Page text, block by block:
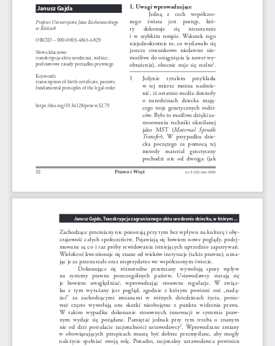
32 Prawo i Więź nr 2 (32) lato 2020
Janusz Gajda
Profesor Uniwersytetu Jana Kochanowskiego
w Kielcach
ORCID – 000-0003-4865-6829
Słowa kluczowe:
transkrypcja aktu urodzenia, rodzice,
podstawowe zasady porządku prawnego
Keywords:
transcription of birth certificate, parents,
fundamental principles of the legal order
https://doi.org/10.36128/priw.vi32.79
1. Uwagi wprowadzające
Jedną    z    cech    współczes-
nego    świata    jest    postęp,    któ-
ry      dokonuje      się      nieustannie
i  w  szybkim  tempie.  Wskutek  tego
niejednokrotnie to, co wydawało się
jeszcze  stosunkowo  niedawno  nie-
możliwe do osiągnięcia (a nawet wy-
obrażenia),  obecnie  staje  się  realne1
1
Jedynie    tytułem    przykładu
w  tej  mierze  można  nadmie-
nić, iż ostatnio media doniosły
o  narodzinach  dziecka  mają-
cego  troje  genetycznych  rodzi-
ców. Było to możliwe dzięki za-
stosowaniu  techniki  określanej
jako  MST  (Maternal  Spindle
Transfer).  W  przypadku  dzie-
cka  poczętego  za  pomocą  tej
metody   materiał   genetyczny
pochodzi  nie  od  dwojga  (jak
Janusz Gajda , Transkrypcja zagranicznego aktu urodzenia dziecka, w którym ...
Zachodzące przemiany nie pozostają przy tym bez wpływu na kulturę i oby-
czajowość  całych  społeczeństw.  Pojawiają  się  bowiem  nowe  poglądy,  podej-
mowane  są  co  i  raz  próby  rewidowania  istniejących  uprzednio  zapatrywań.
Wielokroć kwestionuje się znane od wieków instytucje (także prawne), uzna-
jąc je za przestarzałe oraz nieprzydatne we współczesnym świecie.
Dokonujące   się   różnorodne   przemiany   wywołują   spory   wpływ
na   systemy   prawne   poszczególnych   państw.   Ustawodawcy   starają   się
je   bowiem   uwzględniać,   wprowadzając   stosowne   regulacje.   W   związ-
ku  z  tym  wyrażany  jest  pogląd,  zgodnie  z  którym  powinni  oni  „nadą-
żać”  za  zachodzącymi  zmianami  w  różnych  dziedzinach  życia,  ponie-
waż  często  wywołują  one  skutki  nieobojętne  z  punktu  widzenia  prawa.
W  takim  wypadku  dokonanie  stosownych  innowacji  w  systemie  praw-
nym  wydaje  się  pożądane.  Pamiętać  jednak  przy  tym  trzeba  o  znanym
nie  od  dziś  postulacie  racjonalności  ustawodawcy2
.  Wprowadzane  zmiany
w  obowiązujących  przepisach  muszą  być  dobrze  przemyślane,  aby  mogły
należycie  spełniać  swoją  rolę.  Ponadto,  racjonalny  ustawodawca  powinien